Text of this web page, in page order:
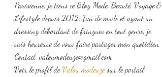
Parisienne, je tiens ce Blog Mode, Beauté, Voyage &
Lifestyle depuis 2012. Fan de mode et ayant un
dressing débordant de fringues en tout genre, je
suis heureuse de vous faire partager mon quotidien.
Contact: valoumodeuze@gmail.com
Voir le profil deValou modeuzesur le portail